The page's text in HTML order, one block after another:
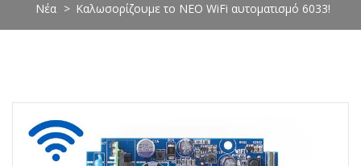
Νέα Καλωσορίζουμε το ΝΕΟ WiFi αυτοματισμό 6033!